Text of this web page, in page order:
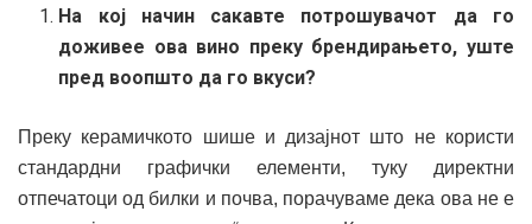
На кој начин сакавте потрошувачот да го
доживее ова вино преку брендирањето, уште
пред воопшто да го вкуси?
Преку керамичкото шише и дизајнот што не користи
стандардни графички елементи, туку директни
отпечатоци од билки и почва, порачуваме дека ова не е